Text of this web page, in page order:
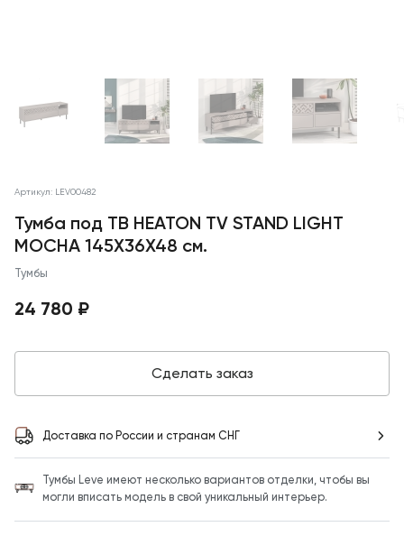
Артикул: LEV00482
Тумба под ТВ HEATON TV STAND LIGHT
MOCHA 145X36X48 см.
Тумбы
24 780 ₽
Сделать заказ
Доставка по России и странам СНГ
Тумбы Leve имеют несколько вариантов отделки, чтобы вы
могли вписать модель в свой уникальный интерьер.